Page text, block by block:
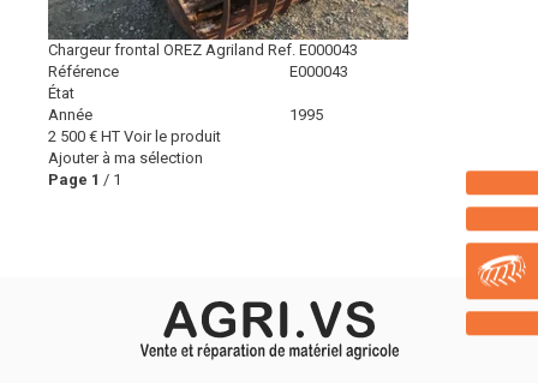
Chargeur frontal OREZ Agriland Ref. E000043
Référence
E000043
État
Année
1995
2 500 € HT Voir le produit
Ajouter à ma sélection
Page 1 / 1